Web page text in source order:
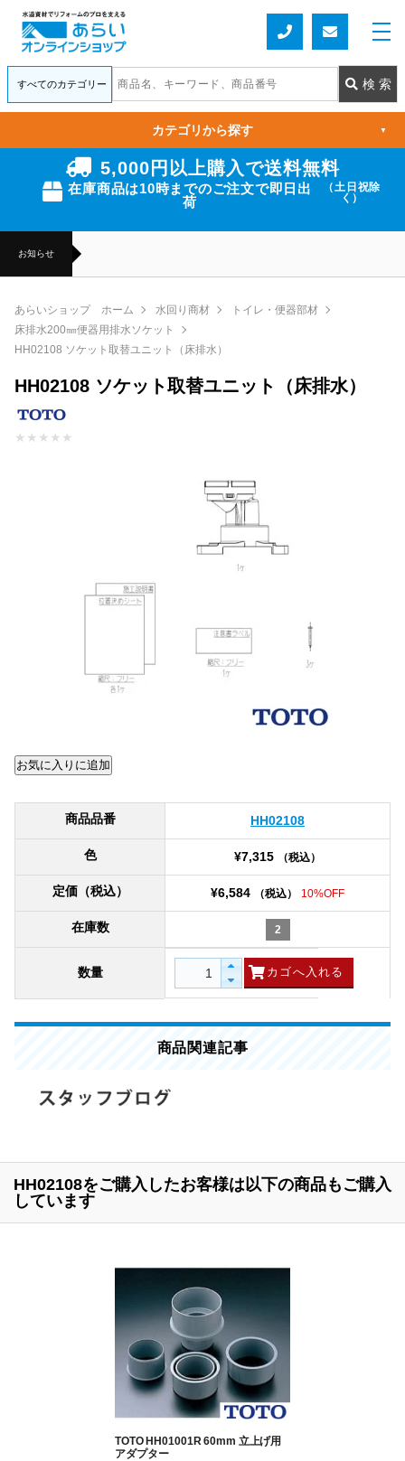
5,000円以上購入で送料無料
在庫商品は10時までのご注文で即日出
荷
（土日祝除
く）
お知らせ
カテゴリから探す ▼
あらいショップ ホーム 水回り商材
トイレ・便器部材
床排水200㎜便器用排水ソケット
HH02108 ソケット取替ユニット（床排水）
HH02108 ソケット取替ユニット（床排水）
★ ★ ★ ★ ★
商品品番 HH02108
色 ¥7,315 （税込）
定価（税込） ¥6,584 （税込） 10%OFF
在庫数 2
数量
商品関連記事
HH02108をご購入したお客様は以下の商品もご購入
しています
TOTO HH01001R 60mm 立上げ用
アダプター